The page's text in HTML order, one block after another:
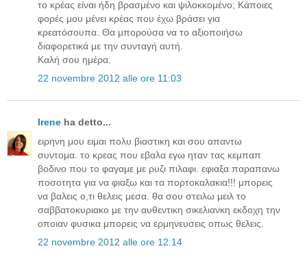
το κρέας είναι ήδη βρασμένο και ψιλοκκομένο; Κάποιες
φορές μου μένει κρέας που έχω βράσει για
κρεατόσουπα. Θα μπορούσα να το αξιοποιήσω
διαφορετικά με την συνταγή αυτή.
Καλή σου ημέρα.
22 novembre 2012 alle ore 11:03
Irene ha detto...
ειρηνη μου ειμαι πολυ βιαστικη και σου απαντω
συντομα. το κρεας που εβαλα εγω ηταν τας κεμπαπ
βοδινο που το φαγαμε με ρυζι πιλαφι. εφιαξα παραπανω
ποσοτητα για να φιαξω και τα πορτοκαλακια!!! μπορεις
να βαλεις ο,τι θελεις μεσα. θα σου στειλω μειλ το
σαββατοκυριακο με την αυθεντικη σικελιανκη εκδοχη την
οποιαν φυσικα μπορεις να ερμηνευσεις οπως θελεις.
22 novembre 2012 alle ore 12:14